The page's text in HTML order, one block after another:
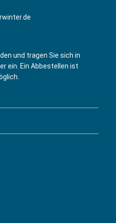
und tragen Sie sich in
ein. Ein Abbestellen ist